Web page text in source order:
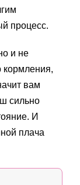
процесс.
и не
кормления,
вам
сильно
И
плача